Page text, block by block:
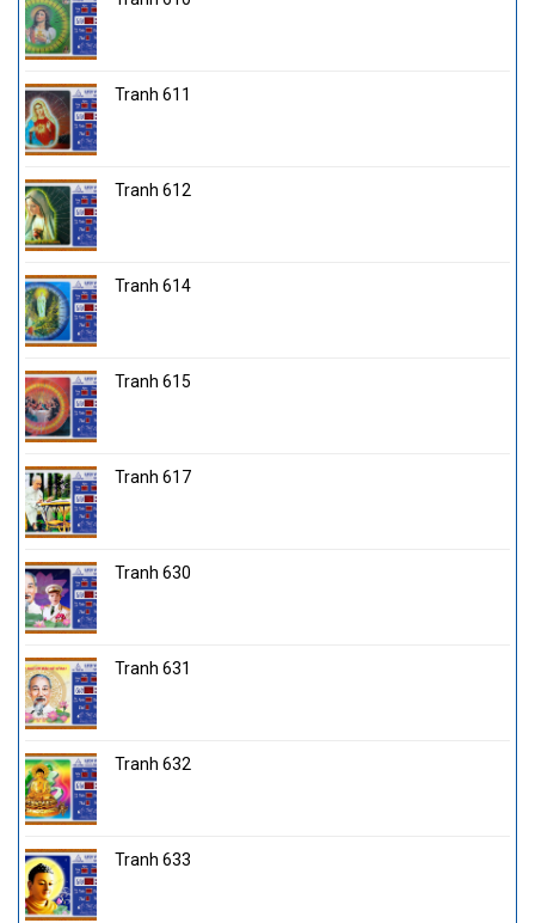
Tranh 611
Tranh 612
Tranh 614
Tranh 615
Tranh 617
Tranh 630
Tranh 631
Tranh 632
Tranh 633